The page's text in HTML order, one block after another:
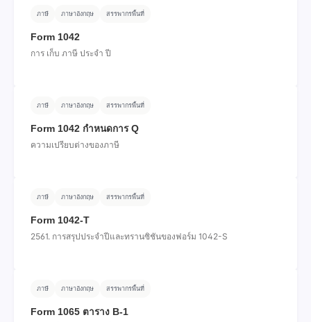
ภาษี ภาษาอังกฤษ สรรพากรพื้นที่
Form 1042
การ เก็บ ภาษี ประจํา ปี
ภาษี ภาษาอังกฤษ สรรพากรพื้นที่
Form 1042 กําหนดการ Q
ความเปรียบต่างของภาษี
ภาษี ภาษาอังกฤษ สรรพากรพื้นที่
Form 1042-T
2561. การสรุปประจําปีและทรานซิชันของฟอร์ม 1042-S
ภาษี ภาษาอังกฤษ สรรพากรพื้นที่
Form 1065 ตาราง B-1